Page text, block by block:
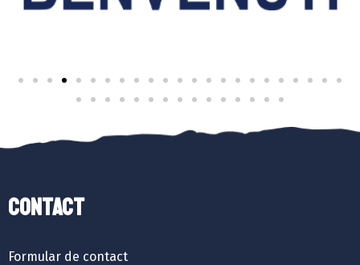
Contact
Formular de contact